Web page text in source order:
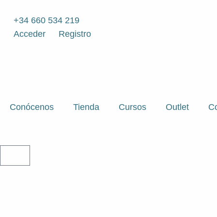
contenido
+34 660 534 219
Acceder
Registro
Conócenos Tienda Cursos Outlet